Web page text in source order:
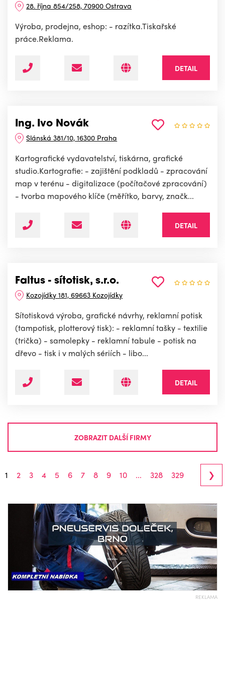
28. října 854/258, 70900 Ostrava
Výroba, prodejna, eshop: - razítka.Tiskařské
práce.Reklama.
DETAIL
Ing. Ivo Novák
Slánská 381/10, 16300 Praha
Kartografické vydavatelství, tiskárna, grafické
studio.Kartografie: - zajištění podkladů - zpracování
map v terénu - digitalizace (počítačové zpracování)
- tvorba mapového klíče (měřítko, barvy, značk...
DETAIL
Faltus - sítotisk, s.r.o.
Kozojídky 181, 69663 Kozojídky
Sítotisková výroba, grafické návrhy, reklamní potisk
(tampotisk, plotterový tisk): - reklamní tašky - textilie
(trička) - samolepky - reklamní tabule - potisk na
dřevo - tisk i v malých sériích - libo...
DETAIL
ZOBRAZIT DALŠÍ FIRMY
1 2 3 4 5 6 7 8 9 10 ... 328 329 ›
REKLAMA